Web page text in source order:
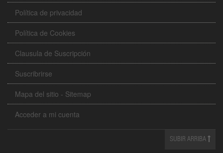
Política de privacidad
Política de Cookies
Clausula de Suscripción
Suscribrirse
Mapa del sitio - Sitemap
Acceder a mi cuenta
SUBIR ARRIBA